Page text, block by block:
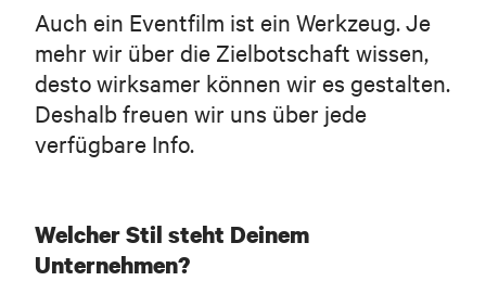
Auch ein Eventfilm ist ein Werkzeug. Je
mehr wir über die Zielbotschaft wissen,
desto wirksamer können wir es gestalten.
Deshalb freuen wir uns über jede
verfügbare Info.
Welcher Stil steht Deinem
Unternehmen?